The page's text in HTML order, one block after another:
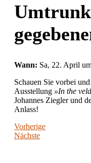
Wann: Sa, 22. April
Schauen Sie vorbei
Ausstellung »In the
Johannes Ziegler und
Anlass!
Vorherige
Nächste